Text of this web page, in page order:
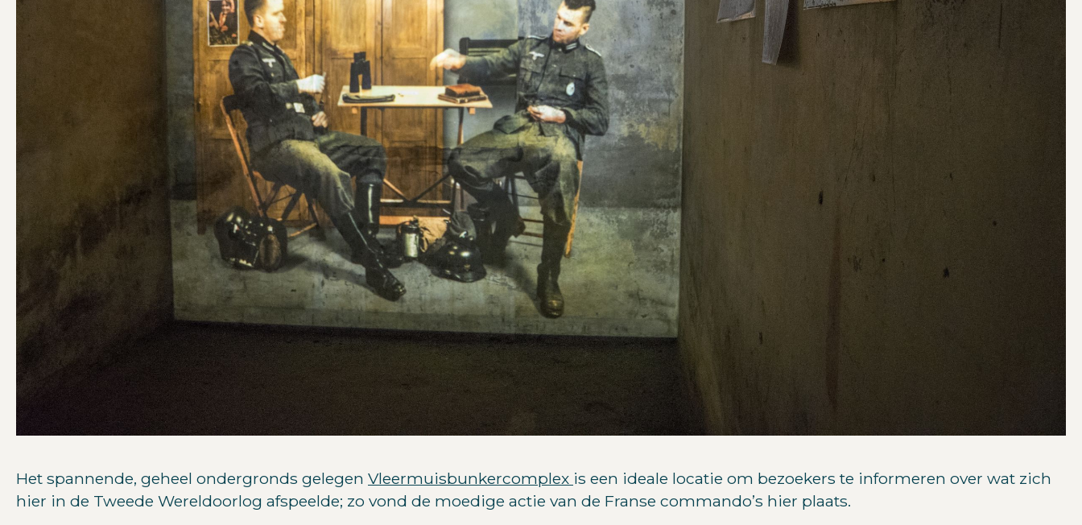
Het spannende, geheel ondergronds gelegen Vleermuisbunkercomplex is een ideale locatie om bezoekers te informeren over wat zich
hier in de Tweede Wereldoorlog afspeelde; zo vond de moedige actie van de Franse commando’s hier plaats.